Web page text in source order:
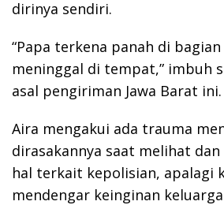
dirinya sendiri.
“Papa terkena panah di
meninggal di tempat,” imbuh
asal pengiriman Jawa Barat ini.
Aira mengakui ada trauma
dirasakannya saat melihat
hal terkait kepolisian, apalagi
mendengar keinginan